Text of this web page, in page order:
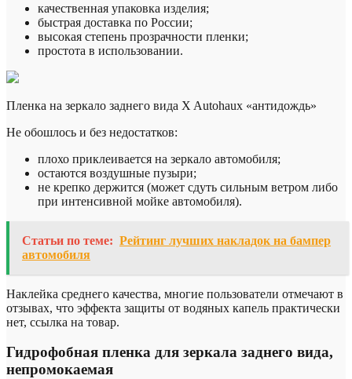
качественная упаковка изделия;
быстрая доставка по России;
высокая степень прозрачности пленки;
простота в использовании.
Пленка на зеркало заднего вида X Autohaux «антидождь»
Не обошлось и без недостатков:
плохо приклеивается на зеркало автомобиля;
остаются воздушные пузыри;
не крепко держится (может сдуть сильным ветром либо
при интенсивной мойке автомобиля).
Статьи по теме: Рейтинг лучших накладок на бампер
автомобиля
Наклейка среднего качества, многие пользователи отмечают в
отзывах, что эффекта защиты от водяных капель практически
нет, ссылка на товар.
Гидрофобная пленка для зеркала заднего вида,
непромокаемая